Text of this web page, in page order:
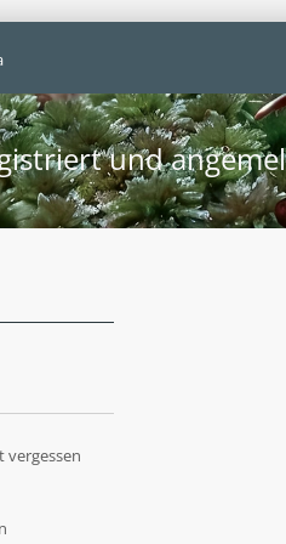
und
vergessen